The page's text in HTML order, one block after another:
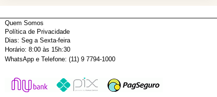
Quem Somos
Política de Privacidade
Dias: Seg a Sexta-feira
Horário: 8:00 às 15h:30
WhatsApp e Telefone: (11) 9 7794-1000